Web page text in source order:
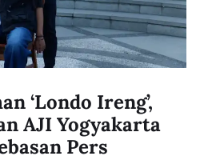
‘Londo Ireng’,
AJI Yogyakarta
Pers